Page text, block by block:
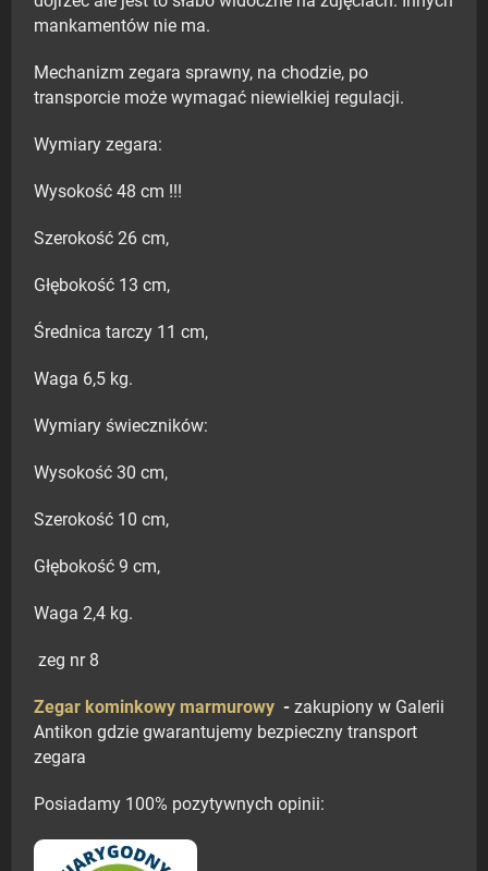
mankamentów nie ma.
Mechanizm zegara sprawny, na chodzie, po
transporcie może wymagać niewielkiej regulacji.
Wymiary zegara:
Wysokość 48 cm !!!
Szerokość 26 cm,
Głębokość 13 cm,
Średnica tarczy 11 cm,
Waga 6,5 kg.
Wymiary świeczników:
Wysokość 30 cm,
Szerokość 10 cm,
Głębokość 9 cm,
Waga 2,4 kg.
zeg nr 8
Zegar kominkowy marmurowy - zakupiony w Galerii
Antikon gdzie gwarantujemy bezpieczny transport
zegara
Posiadamy 100% pozytywnych opinii: